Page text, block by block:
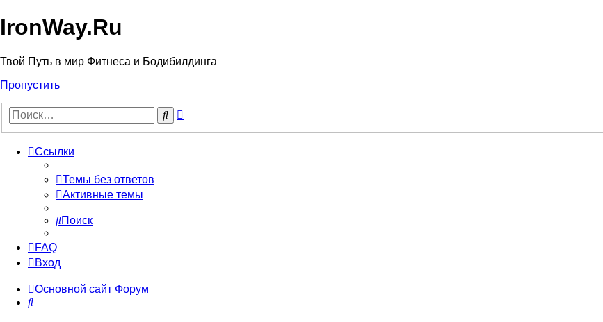
IronWay.Ru
Твой Путь в мир Фитнеса и Бодибилдинга
Пропустить
Поиск
Ссылки
Темы без ответов
Активные темы
Поиск
FAQ
Вход
Основной сайт Форум
Поиск